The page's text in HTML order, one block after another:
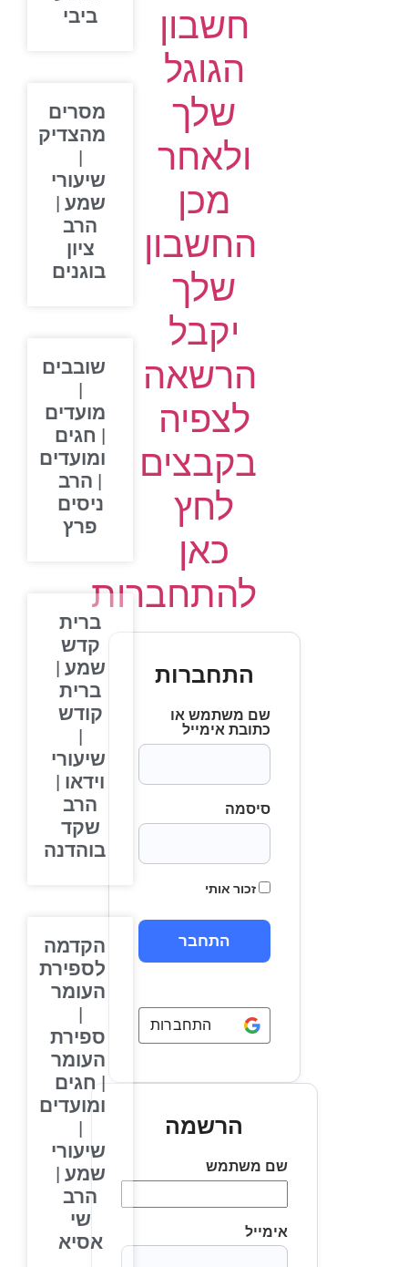
חשבון
הגוגל
שלך
ולאחר
מכן
החשבון
שלך
יקבל
הרשאה
לצפיה
בקבצים
לחץ
כאן
להתחברות
התחברות
שם משתמש או
כתובת אימייל
סיסמה
זכור אותי
התחברות באמצעות Google
הרשמה
שם משתמש
אימייל
ביבי
מסרים
מהצדיק
שיעורי
שמע |
הרב
ציון
בוגנים
שובבים
מועדים
| חגים
ומועדים
| הרב
ניסים
פרץ
ברית
קדש
שמע |
ברית
קודש
שיעורי
וידאו |
הרב
שקד
בוהדנה
הקדמה
לספירת
העומר
ספירת
העומר
| חגים
ומועדים
שיעורי
שמע |
הרב
שי
אסיא